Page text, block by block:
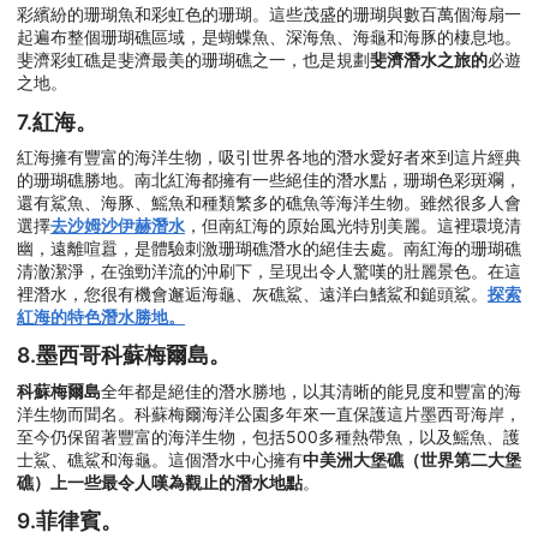
彩繽紛的珊瑚魚和彩虹色的珊瑚。這些茂盛的珊瑚與數百萬個海扇一
起遍布整個珊瑚礁區域，是蝴蝶魚、深海魚、海龜和海豚的棲息地。
斐濟彩虹礁是斐濟最美的珊瑚礁之一，也是規劃斐濟潛水之旅的必遊
之地。
7.紅海。
紅海擁有豐富的海洋生物，吸引世界各地的潛水愛好者來到這片經典
的珊瑚礁勝地。南北紅海都擁有一些絕佳的潛水點，珊瑚色彩斑斕，
還有鯊魚、海豚、鰩魚和種類繁多的礁魚等海洋生物。雖然很多人會
選擇去沙姆沙伊赫潛水 ，但南紅海的原始風光特別美麗。這裡環境清
幽，遠離喧囂，是體驗刺激珊瑚礁潛水的絕佳去處。南紅海的珊瑚礁
清澈潔淨，在強勁洋流的沖刷下，呈現出令人驚嘆的壯麗景色。在這
裡潛水，您很有機會邂逅海龜、灰礁鯊、遠洋白鰭鯊和鎚頭鯊。 探索
紅海的特色潛水勝地。
8.墨西哥科蘇梅爾島。
科蘇梅爾島全年都是絕佳的潛水勝地，以其清晰的能見度和豐富的海
洋生物而聞名。科蘇梅爾海洋公園多年來一直保護這片墨西哥海岸，
至今仍保留著豐富的海洋生物，包括500多種熱帶魚，以及鰩魚、護
士鯊、礁鯊和海龜。這個潛水中心擁有中美洲大堡礁（世界第二大堡
礁）上一些最令人嘆為觀止的潛水地點。
9.菲律賓。